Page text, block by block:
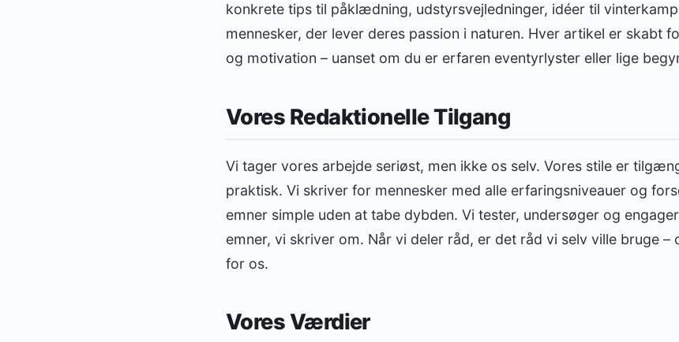
konkrete tips til påklædning, udstyrsvejledninger, idéer til
mennesker, der lever deres passion i naturen. Hver artikel er skabt
og motivation – uanset om du er erfaren eventyrlyster eller lige
Vores Redaktionelle Tilgang
Vi tager vores arbejde seriøst, men ikke os selv. Vores stile er
praktisk. Vi skriver for mennesker med alle erfaringsniveauer og
emner simple uden at tabe dybden. Vi tester, undersøger og
emner, vi skriver om. Når vi deler råd, er det råd vi selv ville bruge
for os.
Vores Værdier